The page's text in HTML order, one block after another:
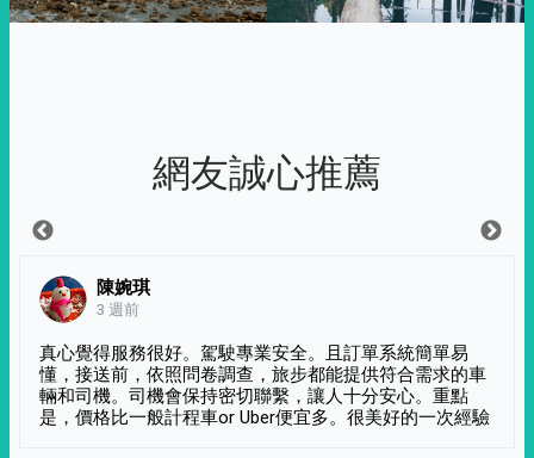
網友誠心推薦
陳婉琪
3 週前
真心覺得服務很好。駕駛專業安全。且訂單系統簡單易
懂，接送前，依照問卷調查，旅步都能提供符合需求的車
輛和司機。司機會保持密切聯繫，讓人十分安心。重點
是，價格比一般計程車or Uber便宜多。很美好的一次經驗